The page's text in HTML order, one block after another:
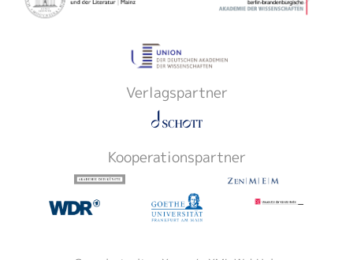
Verlagspartner
Kooperationspartner